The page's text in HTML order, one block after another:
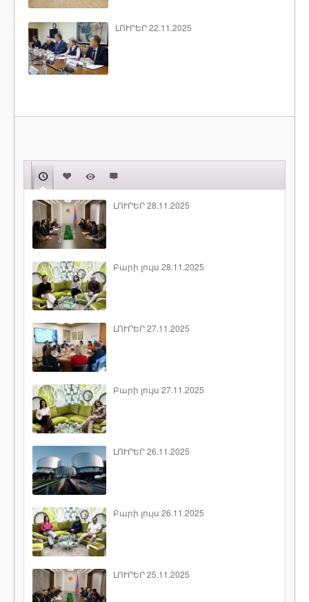
ԼՈՒՐԵՐ 22.11.2025
ԼՈՒՐԵՐ 28.11.2025
Բարի լույս 28.11.2025
ԼՈՒՐԵՐ 27.11.2025
Բարի լույս 27.11.2025
ԼՈՒՐԵՐ 26.11.2025
Բարի լույս 26.11.2025
ԼՈՒՐԵՐ 25.11.2025